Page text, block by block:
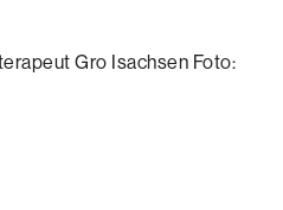
Gro Isachsen Foto: